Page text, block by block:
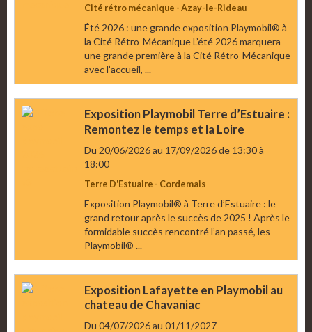
Cité rétro mécanique - Azay-le-Rideau
Été 2026 : une grande exposition Playmobil® à
la Cité Rétro-Mécanique L’été 2026 marquera
une grande première à la Cité Rétro-Mécanique
avec l’accueil, ...
Exposition Playmobil Terre d’Estuaire :
Remontez le temps et la Loire
Du 20/06/2026au 17/09/2026de 13:30à
18:00
Terre D'Estuaire - Cordemais
Exposition Playmobil® à Terre d’Estuaire : le
grand retour après le succès de 2025 ! Après le
formidable succès rencontré l’an passé, les
Playmobil® ...
Exposition Lafayette en Playmobil au
chateau de Chavaniac
Du 04/07/2026au 01/11/2027